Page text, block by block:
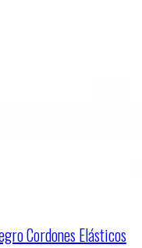
Cordones Elásticos